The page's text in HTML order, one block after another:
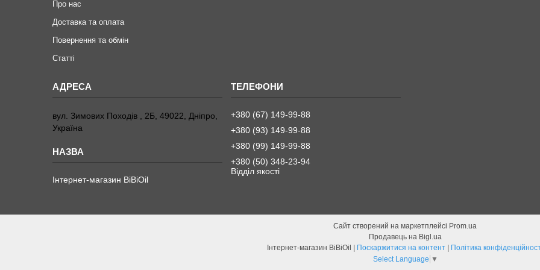
Про нас
Доставка та оплата
Повернення та обмiн
Статтi
вул. Зимових Походiв , 2Б, 49022, Дніпро,
Україна
Інтернет-магазин BiBiOil
+380 (67) 149-99-88
+380 (93) 149-99-88
+380 (99) 149-99-88
+380 (50) 348-23-94
Вiддiл якостi
Сайт створений на маркетплейсі Prom.ua
Продавець на Bigl.ua
Інтернет-магазин BiBiOil | Поскаржитися на контент | Політика
Select Language ▼